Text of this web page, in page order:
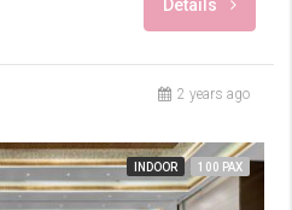
Details
2 years ago
INDOOR 100 PAX